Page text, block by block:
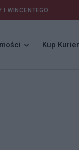
I WINCENTEGO
Kup Kurier